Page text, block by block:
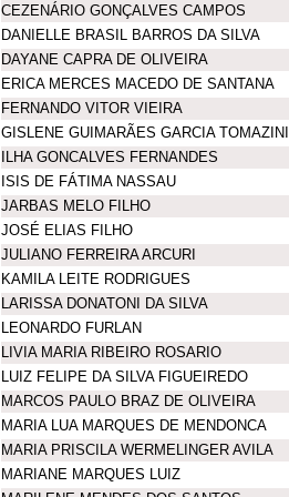
CEZENÁRIO GONÇALVES CAMPOS
DANIELLE BRASIL BARROS DA SILVA
DAYANE CAPRA DE OLIVEIRA
ERICA MERCES MACEDO DE SANTANA
FERNANDO VITOR VIEIRA
GISLENE GUIMARÃES GARCIA TOMAZINI
ILHA GONCALVES FERNANDES
ISIS DE FÁTIMA NASSAU
JARBAS MELO FILHO
JOSÉ ELIAS FILHO
JULIANO FERREIRA ARCURI
KAMILA LEITE RODRIGUES
LARISSA DONATONI DA SILVA
LEONARDO FURLAN
LIVIA MARIA RIBEIRO ROSARIO
LUIZ FELIPE DA SILVA FIGUEIREDO
MARCOS PAULO BRAZ DE OLIVEIRA
MARIA LUA MARQUES DE MENDONCA
MARIA PRISCILA WERMELINGER AVILA
MARIANE MARQUES LUIZ